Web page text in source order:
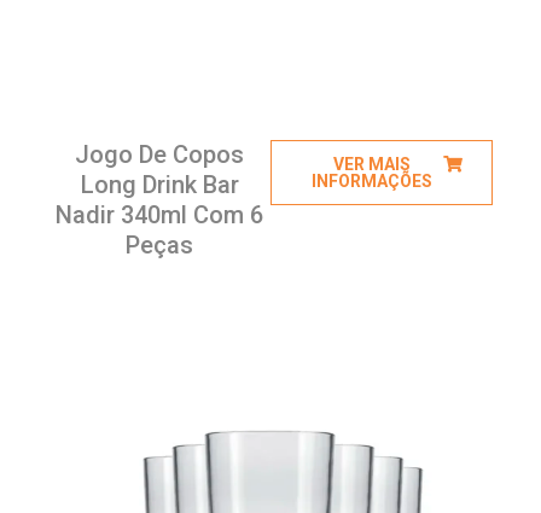
Jogo De Copos
Long Drink Bar
Nadir 340ml Com 6
Peças
VER MAIS
INFORMAÇÕES